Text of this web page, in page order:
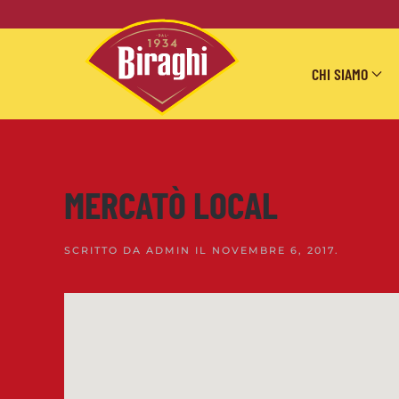
Skip to main content
CHI SIAMO
MERCATÒ LOCAL
SCRITTO DA ADMIN IL NOVEMBRE 6, 2017.